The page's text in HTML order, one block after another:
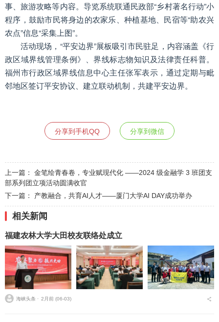
事、旅游攻略等内容。导览系统联通民政部“乡村著名行动”小
程序，鼓励市民将身边的农家乐、种植基地、民宿等“助农兴
农点”信息“采集上图”。
活动现场，“平安边界”展板吸引市民驻足，内容涵盖《行
政区域界线管理条例》、界线标志物知识及法律责任科普。
福州市行政区域界线信息中心主任张军表示，通过定期与毗
邻地区签订平安协议、建立联动机制，共建平安边界。
分享到手机QQ 分享到微信
上一篇： 金笔绘青春卷，专业赋现代化 ——2024 级金融学 3 班团支
部系列团立项活动圆满收官
下一篇： 产教融合，共育AI人才——厦门大学AI DAY成功举办
相关新闻
福建农林大学大田校友联络处成立
海峡头条 ⋅ 2月前 (06-03)